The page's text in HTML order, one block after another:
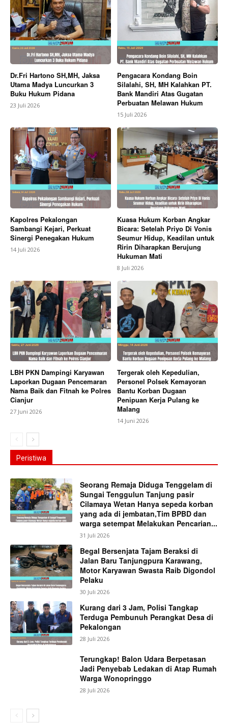
Dr.Fri Hartono SH,MH, Jaksa
Utama Madya Luncurkan 3
Buku Hukum Pidana
23 Juli 2026
Pengacara Kondang Boin
Silalahi, SH, MH Kalahkan PT.
Bank Mandiri Atas Gugatan
Perbuatan Melawan Hukum
15 Juli 2026
Kapolres Pekalongan
Sambangi Kejari, Perkuat
Sinergi Penegakan Hukum
14 Juli 2026
Kuasa Hukum Korban Angkar
Bicara: Setelah Priyo Di Vonis
Seumur Hidup, Keadilan untuk
Ririn Diharapkan Berujung
Hukuman Mati
8 Juli 2026
LBH PKN Dampingi Karyawan
Laporkan Dugaan Pencemaran
Nama Baik dan Fitnah ke Polres
Cianjur
27 Juni 2026
Tergerak oleh Kepedulian,
Personel Polsek Kemayoran
Bantu Korban Dugaan
Penipuan Kerja Pulang ke
Malang
14 Juni 2026
Peristiwa
Seorang Remaja Diduga Tenggelam di
Sungai Tenggulun Tanjung pasir
Cilamaya Wetan Hanya sepeda korban
yang ada di jembatan,Tim BPBD dan
warga setempat Melakukan Pencarian...
31 Juli 2026
Begal Bersenjata Tajam Beraksi di
Jalan Baru Tanjungpura Karawang,
Motor Karyawan Swasta Raib Digondol
Pelaku
30 Juli 2026
Kurang dari 3 Jam, Polisi Tangkap
Terduga Pembunuh Perangkat Desa di
Pekalongan
28 Juli 2026
Terungkap! Balon Udara Berpetasan
Jadi Penyebab Ledakan di Atap Rumah
Warga Wonopringgo
28 Juli 2026